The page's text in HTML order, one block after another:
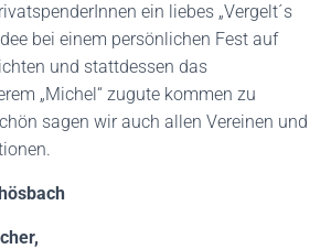
ein liebes „Vergelt´s
bei einem persönlichen Fest auf
und stattdessen das
„Michel“ zugute kommen zu
sagen wir auch allen Vereinen und